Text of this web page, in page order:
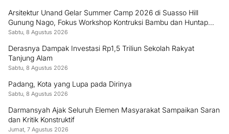
Arsitektur Unand Gelar Summer Camp 2026 di Suasso Hill
Gunung Nago, Fokus Workshop Kontruksi Bambu dan Huntap
Kayu
Sabtu, 8 Agustus 2026
Derasnya Dampak Investasi Rp1,5 Triliun Sekolah Rakyat
Tanjung Alam
Sabtu, 8 Agustus 2026
Padang, Kota yang Lupa pada Dirinya
Sabtu, 8 Agustus 2026
Darmansyah Ajak Seluruh Elemen Masyarakat Sampaikan Saran
dan Kritik Konstruktif
Jumat, 7 Agustus 2026